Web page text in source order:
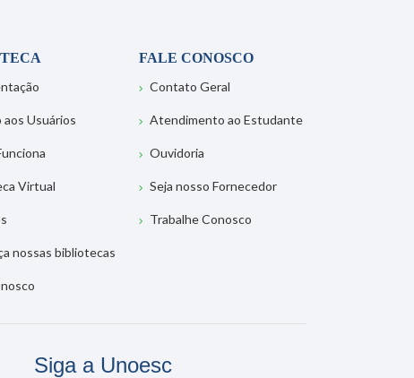
aos Usuários
Virtual
nossas bibliotecas
FALE CONOSCO
Contato Geral
Atendimento ao Estudante
Ouvidoria
Seja nosso Fornecedor
Trabalhe Conosco
Siga a Unoesc